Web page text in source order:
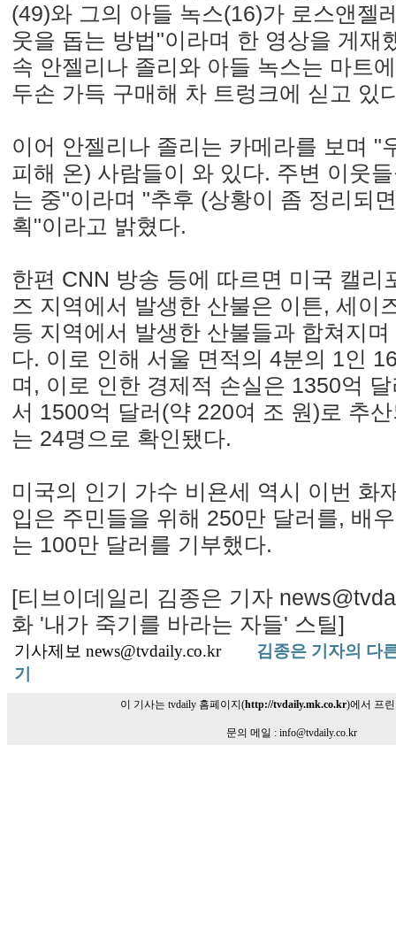
(49)와 그의 아들 녹스(16)가 로스앤젤
웃을 돕는 방법"이라며 한 영상을 게재
속 안젤리나 졸리와 아들 녹스는 마트
두손 가득 구매해 차 트렁크에 싣고 있
이어 안젤리나 졸리는 카메라를 보며 "
피해 온) 사람들이 와 있다. 주변 이웃
는 중"이라며 "추후 (상황이 좀 정리되
획"이라고 밝혔다.
한편 CNN 방송 등에 따르면 미국 캘리
즈 지역에서 발생한 산불은 이튼, 세이
등 지역에서 발생한 산불들과 합쳐지
다. 이로 인해 서울 면적의 4분의 1인
며, 이로 인한 경제적 손실은 1350억
서 1500억 달러(약 220여 조 원)로 추
는 24명으로 확인됐다.
미국의 인기 가수 비욘세 역시 이번 화
입은 주민들을 위해 250만 달러를, 배
는 100만 달러를 기부했다.
[티브이데일리 김종은 기자
화 '내가 죽기를 바라는 자들' 스틸]
기사제보 news@tvdaily.co.kr 김종은 기자의 다
기
이 기사는 tvdaily 홈페이지(http://tvdaily.mk.co.kr)에서 프
문의 메일 : info@tvdaily.co.kr